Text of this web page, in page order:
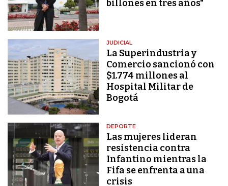
billones en tres años"
JUDICIAL
La Superindustria y
Comercio sancionó con
$1.774 millones al
Hospital Militar de
Bogotá
DEPORTE
Las mujeres lideran
resistencia contra
Infantino mientras la
Fifa se enfrenta a una
crisis